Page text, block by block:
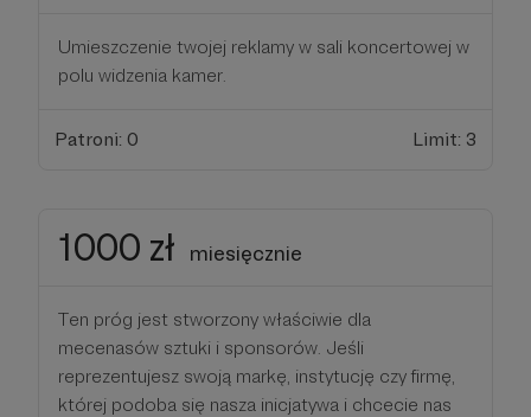
Umieszczenie twojej reklamy w sali koncertowej w
polu widzenia kamer.
Patroni: 0 Limit: 3
1000 zł miesięcznie
Ten próg jest stworzony właściwie dla
mecenasów sztuki i sponsorów. Jeśli
reprezentujesz swoją markę, instytucję czy firmę,
której podoba się nasza inicjatywa i chcecie nas